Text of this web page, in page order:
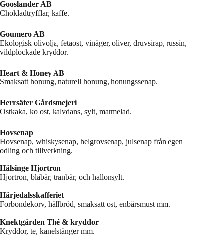
Gooslander AB
Chokladtryfflar, kaffe.
Goumero AB
Ekologisk olivolja, fetaost, vinäger, oliver, druvsirap, russin,
vildplockade kryddor.
Heart & Honey AB
Smaksatt honung, naturell honung, honungssenap.
Herrsäter Gårdsmejeri
Ostkaka, ko ost, kalvdans, sylt, marmelad.
Hovsenap
Hovsenap, whiskysenap, helgrovsenap, julsenap från egen
odling och tillverkning.
Hälsinge Hjortron
Hjortron, blåbär, tranbär, och hallonsylt.
Härjedalsskafferiet
Forbondekorv, hällbröd, smaksatt ost, enbärsmust mm.
Knektgården Thé & kryddor
Kryddor, te, kanelstänger mm.